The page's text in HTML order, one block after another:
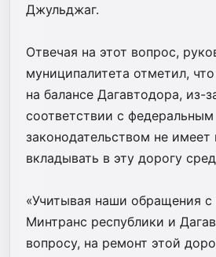
Джульджаг.
Отвечая на этот вопрос,
муниципалитета отметил,
на балансе Дагавтодора, из-
соответствии с федеральным
законодательством не имеет
вкладывать в эту дорогу
«Учитывая наши обращения
Минтранс республики и
вопросу, на ремонт этой